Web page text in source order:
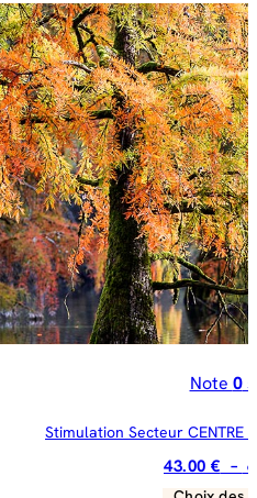
Note 0
Stimulation Secteur CENTRE
43.00 € –